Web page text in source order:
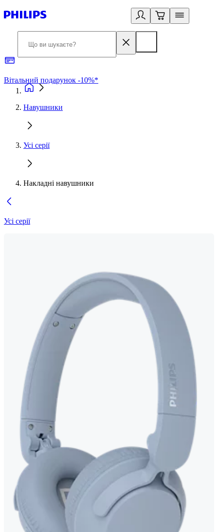
Вітальний подарунок -10%*
Навушники
Усі серії
Накладні навушники
Усі серії